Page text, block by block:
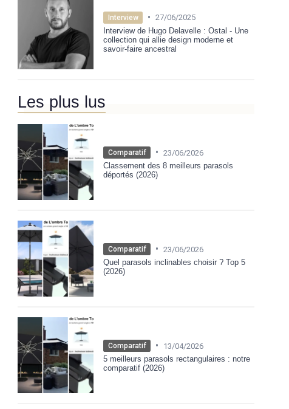
Interview • 27/06/2025
Interview de Hugo Delavelle : Ostal - Une
collection qui allie design moderne et
savoir-faire ancestral
Les plus lus
Comparatif • 23/06/2026
Classement des 8 meilleurs parasols
déportés (2026)
Comparatif • 23/06/2026
Quel parasols inclinables choisir ? Top 5
(2026)
Comparatif •
13/04/2026
5 meilleurs parasols rectangulaires : notre
comparatif (2026)